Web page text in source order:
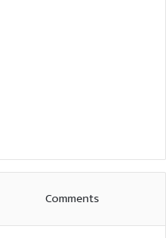
Comments